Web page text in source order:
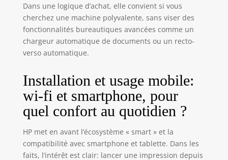
intelligents
rétroéclairés et les
bouteilles sont
codées par
déversement
Recharge simple
éclaboussures : Le
système unique
de réservoir
d’encre de HP
Dans une logique d’achat, elle convient si vous
cherchez une machine polyvalente, sans viser des
fonctionnalités bureautiques avancées comme un
chargeur automatique de documents ou un recto-
verso automatique.
Installation et usage mobile:
wi-fi et smartphone, pour
quel confort au quotidien ?
HP met en avant l’écosystème « smart » et la
compatibilité avec smartphone et tablette. Dans les
faits, l’intérêt est clair: lancer une impression depuis